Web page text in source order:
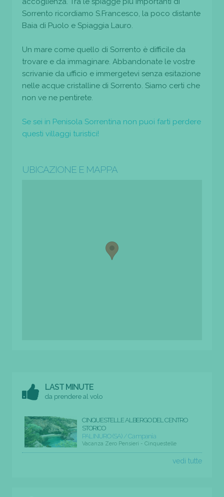
Sorrento ricordiamo S.Francesco, la poco distante
Baia di Puolo e Spiaggia Lauro.
Un mare come quello di Sorrento è difficile da
trovare e da immaginare. Abbandonate le vostre
scrivanie da ufficio e immergetevi senza esitazione
nelle acque cristalline di Sorrento. Siamo certi che
non ve ne pentirete.
Se sei in Penisola Sorrentina non puoi farti perdere
questi villaggi turistici!
UBICAZIONE E MAPPA
LAST MINUTE
da prendere al volo
CINQUESTELLE ALBERGO DEL CENTRO
STORICO
PALINURO (SA) / Campania
Vacanza Zero Pensieri - Cinquestelle
vedi tutte